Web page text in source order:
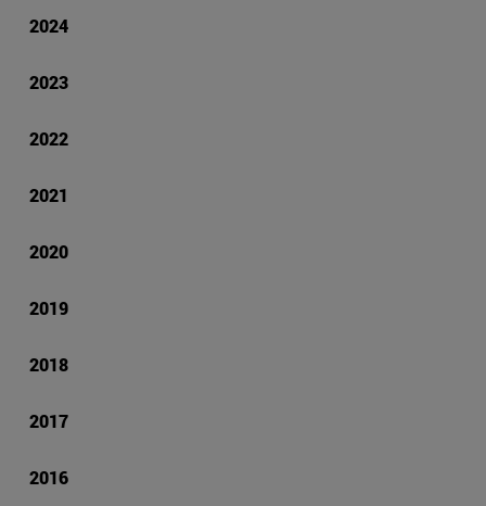
2024
2023
2022
2021
2020
2019
2018
2017
2016